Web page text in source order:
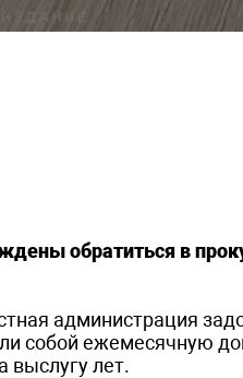
обратиться в
администрация
собой ежемесячную
лет.